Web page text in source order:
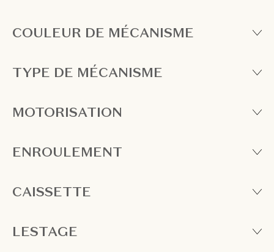
COULEUR DE MÉCANISME
TYPE DE MÉCANISME
MOTORISATION
ENROULEMENT
CAISSETTE
LESTAGE